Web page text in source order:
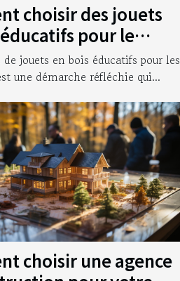
choisir des jouets
pour le
des tout-
jouets en bois éducatifs pour les
une démarche réfléchie qui...
choisir une agence